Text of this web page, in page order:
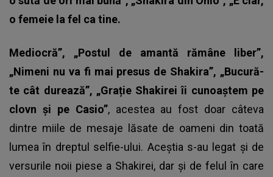
o femeie la fel ca tine.
Mediocră”, „Postul de amantă rămâne liber”,
„Nimeni nu va fi mai presus de Shakira”, „Bucură-
te cât durează”, „Grație Shakirei îi cunoaștem pe
clovn și pe Casio”, acestea au fost doar câteva
dintre miile de mesaje lăsate de oameni din toată
lumea în dreptul selfie-ului. Aceștia s-au legat și de
versurile noii piese a Shakirei, dar și de felul în care